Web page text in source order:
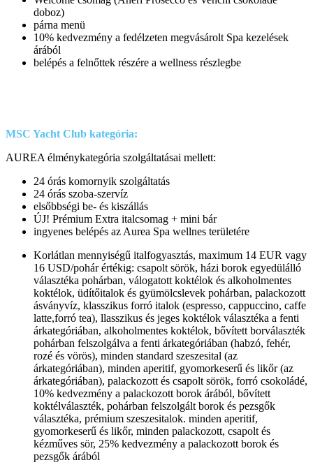
doboz)
párna menü
10% kedvezmény a fedélzeten megvásárolt Spa kezelések
árából
belépés a felnőttek részére a wellness részlegbe
MSC Yacht Club kategória:
AUREA élménykategória szolgáltatásai mellett:
24 órás komornyik szolgáltatás
24 órás szoba-szervíz
elsőbbségi be- és kiszállás
ÚJ! Prémium Extra italcsomag + mini bár
ingyenes belépés az Aurea Spa wellnes területére
Korlátlan mennyiségű italfogyasztás, maximum 14 EUR vagy
16 USD/pohár értékig: csapolt sörök, házi borok egyedülálló
választéka pohárban, válogatott koktélok és alkoholmentes
koktélok, üdítőitalok és gyümölcslevek pohárban, palackozott
ásványvíz, klasszikus forró italok (espresso, cappuccino, caffe
latte,forró tea), llasszikus és jeges koktélok választéka a fenti
árkategóriában, alkoholmentes koktélok, bővített borválaszték
pohárban felszolgálva a fenti árkategóriában (habzó, fehér,
rozé és vörös), minden standard szeszesital (az
árkategóriában), minden aperitif, gyomorkeserű és likőr (az
árkategóriában), palackozott és csapolt sörök, forró csokoládé,
10% kedvezmény a palackozott borok árából, bővített
koktélválaszték, pohárban felszolgált borok és pezsgők
választéka, prémium szeszesitalok. minden aperitif,
gyomorkeserű és likőr, minden palackozott, csapolt és
kézműves sör, 25% kedvezmény a palackozott borok és
pezsgők árából